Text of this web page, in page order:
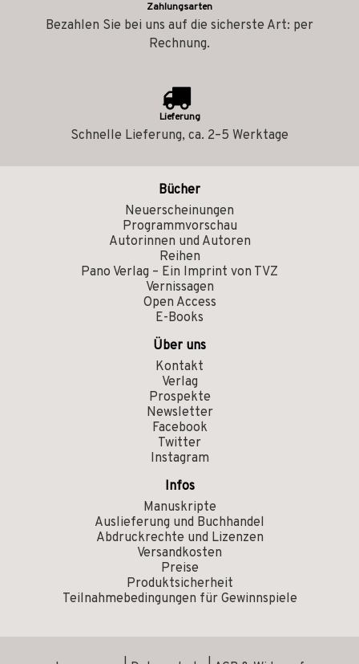
Zahlungsarten
Bezahlen Sie bei uns auf die sicherste Art: per
Rechnung.
Lieferung
Schnelle Lieferung, ca. 2–5 Werktage
Bücher
Neuerscheinungen
Programmvorschau
Autorinnen und Autoren
Reihen
Pano Verlag – Ein Imprint von TVZ
Vernissagen
Open Access
E-Books
Über uns
Kontakt
Verlag
Prospekte
Newsletter
Facebook
Twitter
Instagram
Infos
Manuskripte
Auslieferung und Buchhandel
Abdruckrechte und Lizenzen
Versandkosten
Preise
Produktsicherheit
Teilnahmebedingungen für Gewinnspiele